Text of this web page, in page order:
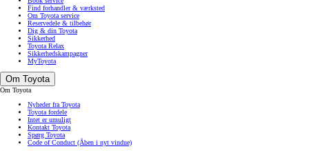
Find forhandler & værksted
Om Toyota service
Reservedele & tilbehør
Dig & din Toyota
Sikkerhed
Toyota Relax
Sikkerhedskampagner
MyToyota
Om Toyota
Om Toyota
Nyheder fra Toyota
Toyota fordele
Intet er umuligt
Kontakt Toyota
Spørg Toyota
Code of Conduct (Åben i nyt vindue)